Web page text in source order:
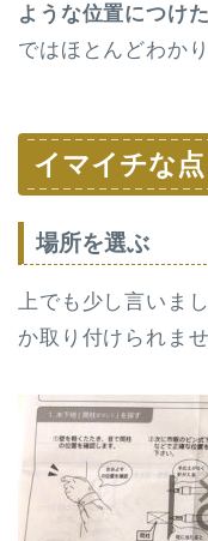
ような位置につけた
ではほとんどわかり
イマイチな点
場所を選ぶ
上でも少し言いま
か取り付けられませ